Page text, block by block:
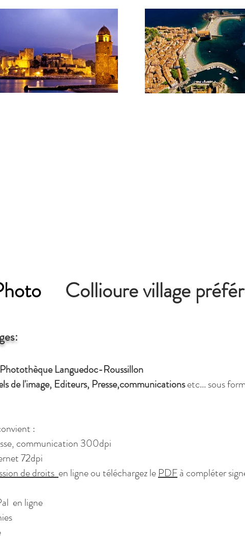
Collioure village
Photothèque Languedoc-Roussillon
de l'image, Editeurs, Presse,communicationsetc... sous
:
communication 300dpi
72dpi
de droitsen ligne ou téléchargez lePDFà compléter
en ligne